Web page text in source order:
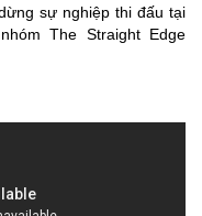
sự nghiệp thi đấu tại
The Straight Edge